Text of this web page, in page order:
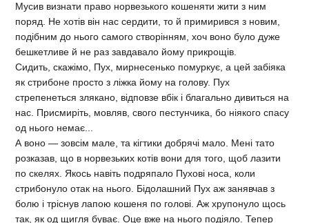
Мусив визнати право норвезького кошеняти жити з ним
поряд. Не хотів він нас сердити, то й примирився з новим,
подібним до нього самого створінням, хоч воно було дуже
бешкетливе й не раз завдавало йому прикрощів.
Сидить, скажімо, Пух, мирнесенько помуркує, а цей забіяка
як стрибоне просто з ліжка йому на голову. Пух
стрепенеться злякано, відповзе вбік і благально дивиться на
нас. Присмиріть, мовляв, свого пестунчика, бо ніякого спасу
од нього немає...
А воно — зовсім мале, та кігтики добрячі мало. Мені тато
розказав, що в норвезьких котів вони для того, щоб лазити
по скелях. Якось навіть подряпало Пухові носа, коли
стрибонуло отак на нього. Бідолашний Пух аж занявчав з
болю і тріснув лапою кошеня по голові. Аж хрупонуло щось
так, як од щигля буває. Оце вже на нього подіяло. Тепер